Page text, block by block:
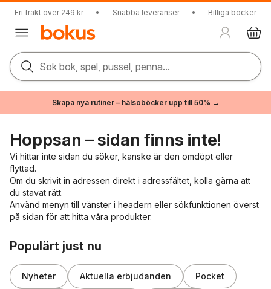
Fri frakt över 249 kr • Snabba leveranser • Billiga böcker
Sök bok, spel, pussel, penna...
Skapa nya rutiner – hälsoböcker upp till 50% →
Hoppsan – sidan finns inte!
Vi hittar inte sidan du söker, kanske är den omdöpt eller
flyttad.
Om du skrivit in adressen direkt i adressfältet, kolla gärna att
du stavat rätt.
Använd menyn till vänster i headern eller sökfunktionen överst
på sidan för att hitta våra produkter.
Populärt just nu
Nyheter Aktuella erbjudanden Pocket